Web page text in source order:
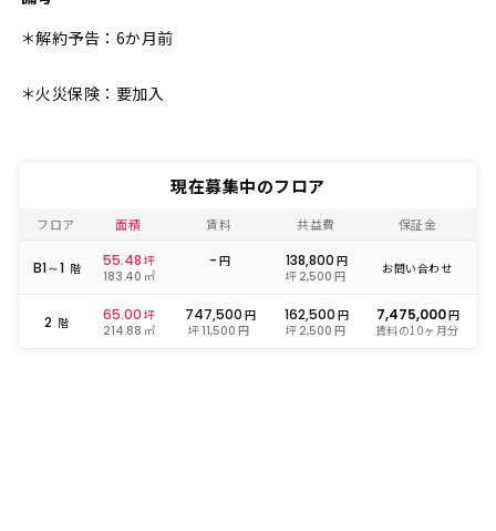
＊解約予告：6か月前
＊火災保険：要加入
現在募集中のフロア
フロア 面積 賃料 共益費 保証金
B1～1 階 55.48 坪
183.40 ㎡
- 円 138,800 円
坪 2,500 円 お問い合わせ
2 階 65.00 坪
214.88 ㎡
747,500 円
坪 11,500 円
162,500 円
坪 2,500 円
7,475,000円
賃料の10ヶ月分